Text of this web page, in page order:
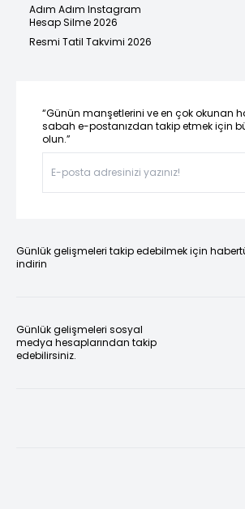
Adım Adım Instagram
Hesap Silme 2026
Resmi Tatil Takvimi 2026
“Günün manşetlerini ve en çok okunan
sabah e-postanızdan takip etmek için
olun.”
Günlük gelişmeleri takip edebilmek için
indirin
Günlük gelişmeleri sosyal
medya hesaplarından takip
edebilirsiniz.